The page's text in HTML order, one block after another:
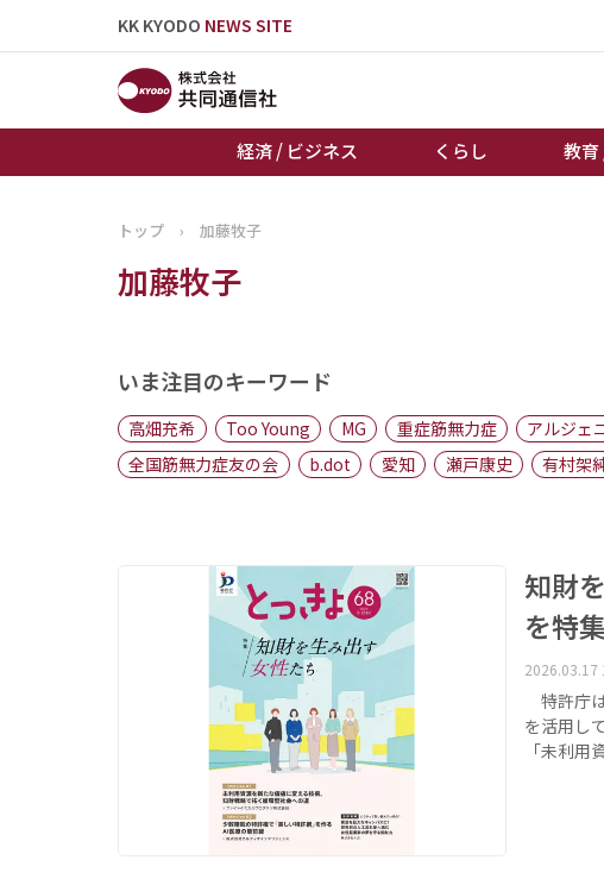
KK KYODO NEWS SITE
経済 / ビジネス くらし 教育
トップページ
お知らせ
地域
キーパ
トップ › 加藤牧子
加藤牧子
いま注目のキーワード
高畑充希 Too Young MG 重症筋無力症 アルジェ
全国筋無力症友の会
b.dot 愛知 瀬戸康史
有村架
知財
を特
2026.03.17
特許庁
を活用し
「未利